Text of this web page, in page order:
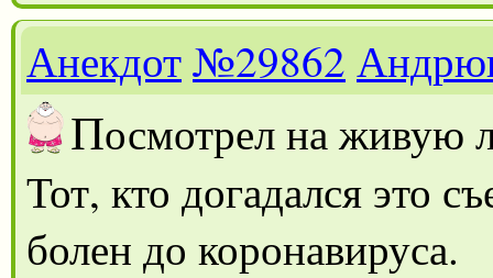
Анекдот№29862
Посмотрел на
Тот, кто догадался это
болен до коронавируса.